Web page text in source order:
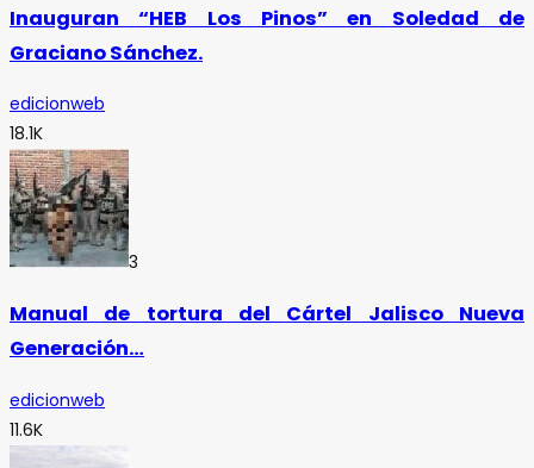
Inauguran “HEB Los Pinos” en Soledad de
Graciano Sánchez.
edicionweb
18.1K
3
Manual de tortura del Cártel Jalisco Nueva
Generación…
edicionweb
11.6K